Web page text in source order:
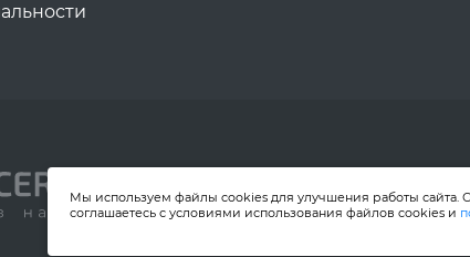
Мы используем файлы cookies для улучшения работы сайта.
соглашаетесь с условиями использования файлов cookies и